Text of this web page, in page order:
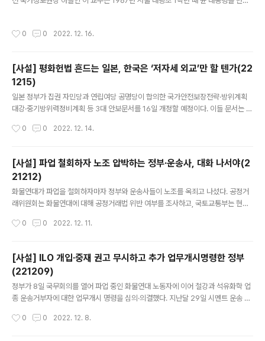
주택을 비롯한 주거 안전 문제를 종합적으로 점검하라”고 지시했다...
윤 대통령의 정치 입문과 전문가 접촉, 대선 승리를 옆에서 도운 핵심 인사였다. 이 교
통령 당선의 일등공신인 양정철 전 민주연구원장과 이호철 전 민정수석비서관을 연
상시킨다. 양 전 원장은 공직을 고사하다 민주연구원..
0 0 2022. 12. 16.
[사설] 평화헌법 흔드는 일본, 한국은 ‘저자세 외교’만 할 텐가(22
1215)
일본 정부가 집권 자민당과 연립여당 공명당이 합의한 국가안전보장전략·방위계획
대강·중기방위력정비계획 등 3대 안보문서를 16일 개정할 예정이다. 이들 문서는 유
보유, 방위비 5년 내 두 배 증액, 자위대 재편 등을 담고 있다. ‘전수방위(외국을 공격
라, 일본의 군사대국화 길을 연다는 점에서 우려하지 않을 수 없다. 3대 안보문서 개
정안의 핵심은 반격능력 보유다. 일본이 직접 공격받는 경우는 물론이고, 미국이 공
격받아도 적용할 수 있도록 했다. 사실상 유사시 일본의 선제공격 가능성을 열어놓은
셈이다. 무엇보다 한반도 유사시 일본 자위대가 ..
0 0 2022. 12. 14.
[사설] 파업 철회하자 노조 압박하는 정부·운송사, 대화 나서야(2
21212)
화물연대가 파업을 철회하자마자 정부와 운송사들이 노조를 옥죄고 나섰다. 공정거
래위원회는 화물연대에 대해 공정거래법 위반 여부를 조사하고, 국토교통부는 현장
운임제 3년 연장’ 등 관련법 개정 논의에 관심이 없다. 이 와중에 운송사들까지 노조
등이 재연되지 않을까 걱정된다. 공정위의 화물연대 조사는 애초부터 잘못된 대응이
다. 사업주를 대상으로 하는 공정거래법(부당공동행위)은 노동자에게 적용할 수 없
다. 공정위도 이 때문에 과거 화물연대 파업에 개입하지 않았다. 이는 특수고용노동
자의 근로자성을 인정하는 최근 대법원 판례에도 어긋난다. 이제 와서 ..
0 0 2022. 12. 11.
[사설] ILO 개입·중재 권고 무시하고 추가 업무개시명령한 정부
(221209)
정부가 8일 국무회의를 열어 파업 중인 화물연대 노동자에 이어 철강과 석유화학 업
종 운송거부자에 대한 업무개시 명령을 심의·의결했다. 지난달 29일 시멘트 운송 분
구(ILO)가 ‘업무개시 명령은 국제 기준 위반’이라고 경고했음에도 오히려 대응 수준
0 0 2022. 12. 8.